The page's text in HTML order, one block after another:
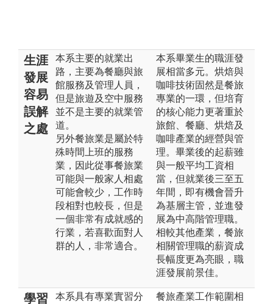
生涯
發展
容易
誤解
之處
本系主要的就業出
路，主要為餐廳與旅
館服務及管理人員，
但是旅遊及空中服務
並不是主要的就業管
道。
另外餐旅業是屬於特
殊時間上班的服務
業，因此從事餐旅業
可能與一般家人相處
可能會較少，工作時
段相對也較長，但是
一個非常有成就感的
行業，若喜歡面對人
群的人，非常適合。
本系畢業生的職涯發
展相當多元。烘焙與
咖啡技術固然是餐旅
專業的一環，但培育
的核心能力更著重於
旅館、餐廳、烘焙及
咖啡產業的經營與管
理。畢業後的起薪雖
與一般平均工資相
當，但就業後三至五
年間，即有機會晉升
為基層主管，並進發
展為中高階管理職。
相較其他產業，餐旅
相關管理職的薪資成
長幅度更為亮眼，職
涯發展前景佳。
學習
本系具有專業實習分
餐旅產業工作範圍相